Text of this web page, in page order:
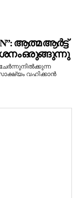
ആത്മ ആർട്ട്
ഒരുങ്ങുന്നു
വഹിക്കാൻ